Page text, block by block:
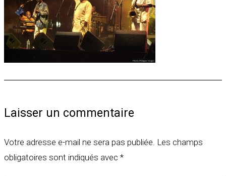
Laisser un commentaire
Votre adresse e-mail ne sera pas publiée. Les champs
obligatoires sont indiqués avec *